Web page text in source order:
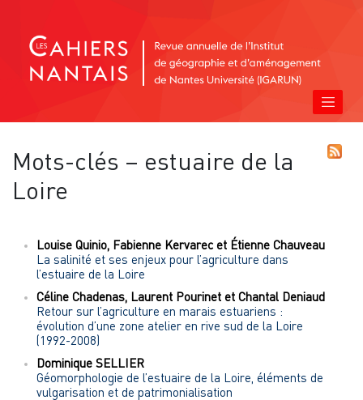
Mots-clés – estuaire de la
Loire
Louise Quinio Fabienne Kervarec et Étienne Chauveau
La salinité et ses enjeux pour l’agriculture dans
l’estuaire de la Loire
Céline Chadenas Laurent Pourinet et Chantal Deniaud
Retour sur l’agriculture en marais estuariens :
évolution d’une zone atelier en rive sud de la Loire
(1992-2008)
Dominique SELLIER
Géomorphologie de l’estuaire de la Loire, éléments de
vulgarisation et de patrimonialisation